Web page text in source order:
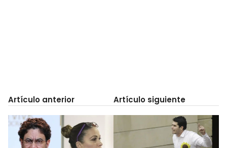
Artículo anterior Artículo siguiente